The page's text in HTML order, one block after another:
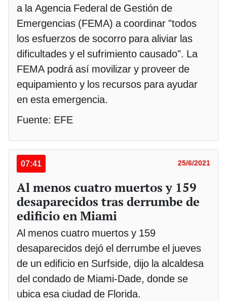
a la Agencia Federal de Gestión de
Emergencias (FEMA) a coordinar "todos
los esfuerzos de socorro para aliviar las
dificultades y el sufrimiento causado". La
FEMA podrá así movilizar y proveer de
equipamiento y los recursos para ayudar
en esta emergencia.
Fuente: EFE
07:41 25/6/2021
Al menos cuatro muertos y 159
desaparecidos tras derrumbe de
edificio en Miami
Al menos cuatro muertos y 159
desaparecidos dejó el derrumbe el jueves
de un edificio en Surfside, dijo la alcaldesa
del condado de Miami-Dade, donde se
ubica esa ciudad de Florida.